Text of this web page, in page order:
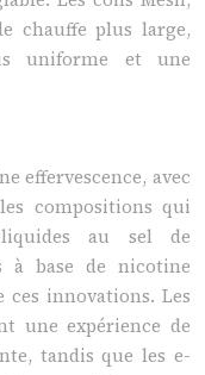
chauffe plus large,
uniforme et une
effervescence, avec
compositions qui
liquides au sel de
à base de nicotine
ces innovations. Les
une expérience de
tandis que les e-